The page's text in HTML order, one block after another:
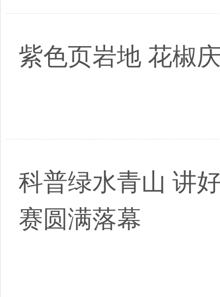
紫色页岩地 花椒
科普绿水青山 讲
赛圆满落幕